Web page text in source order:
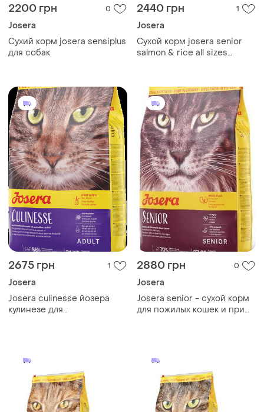
2200 грн 0
Josera
Сухий корм josera sensiplus
для собак
2440 грн 1
Josera
Сухой корм josera senior
salmon & rice all sizes
пожилых собак 12,5 кг
2675 грн 1
Josera
Josera culinesse йозера
кулинезе для
2880 грн 0
Josera
Josera senior - сухой корм
для пожилых кошек и при